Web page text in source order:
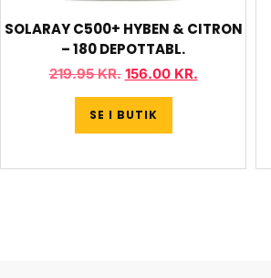
SOLARAY C500+ HYBEN & CITRON
– 180 DEPOTTABL.
219.95KR. 156.00 KR.
SE I BUTIK